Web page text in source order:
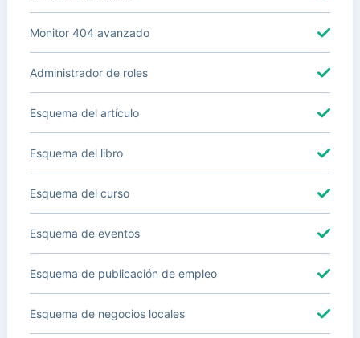
Monitor 404 avanzado
Administrador de roles
Esquema del artículo
Esquema del libro
Esquema del curso
Esquema de eventos
Esquema de publicación de empleo
Esquema de negocios locales